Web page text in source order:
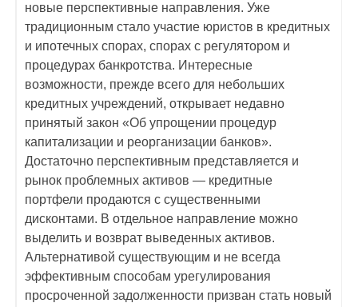
новые перспективные направления. Уже
традиционным стало участие юристов в кредитных
и ипотечных спорах, спорах с регулятором и
процедурах банкротства. Интересные
возможности, прежде всего для небольших
кредитных учреждений, открывает недавно
принятый закон «Об упрощении процедур
капитализации и реорганизации банков».
Достаточно перспективным представляется и
рынок проблемных активов — кредитные
портфели продаются с существенными
дисконтами. В отдельное направление можно
выделить и возврат выведенных активов.
Альтернативой существующим и не всегда
эффективным способам урегулирования
просроченной задолженности призван стать новый